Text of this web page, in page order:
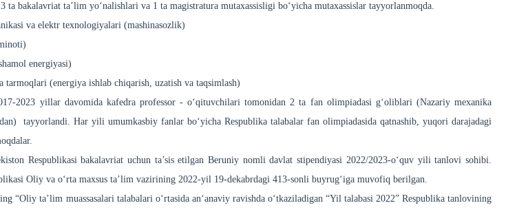
ta bakalavriat ta’lim yo‘nalishlari va 1 ta magistratura mutaxassisligi bo‘yicha mutaxassislar tayyorlanmoqda.
va elektr texnologiyalari (mashinasozlik)
energiyasi)
(energiya ishlab chiqarish, uzatish va taqsimlash)
2023 yillar davomida kafedra professor - o‘qituvchilari tomonidan 2 ta fan olimpiadasi g‘oliblari (Nazariy mexanika
tayyorlandi. Har yili umumkasbiy fanlar bo‘yicha Respublika talabalar fan olimpiadasida qatnashib, yuqori darajadagi
Respublikasi bakalavriat uchun ta’sis etilgan Beruniy nomli davlat stipendiyasi 2022/2023-oʻquv yili tanlovi sohibi.
Oliy va oʻrta maxsus ta’lim vazirining 2022-yil 19-dekabrdagi 413-sonli buyrugʻiga muvofiq berilgan.
“Oliy ta’lim muassasalari talabalari oʻrtasida anʻanaviy ravishda oʻtkaziladigan “Yil talabasi 2022” Respublika tanlovining